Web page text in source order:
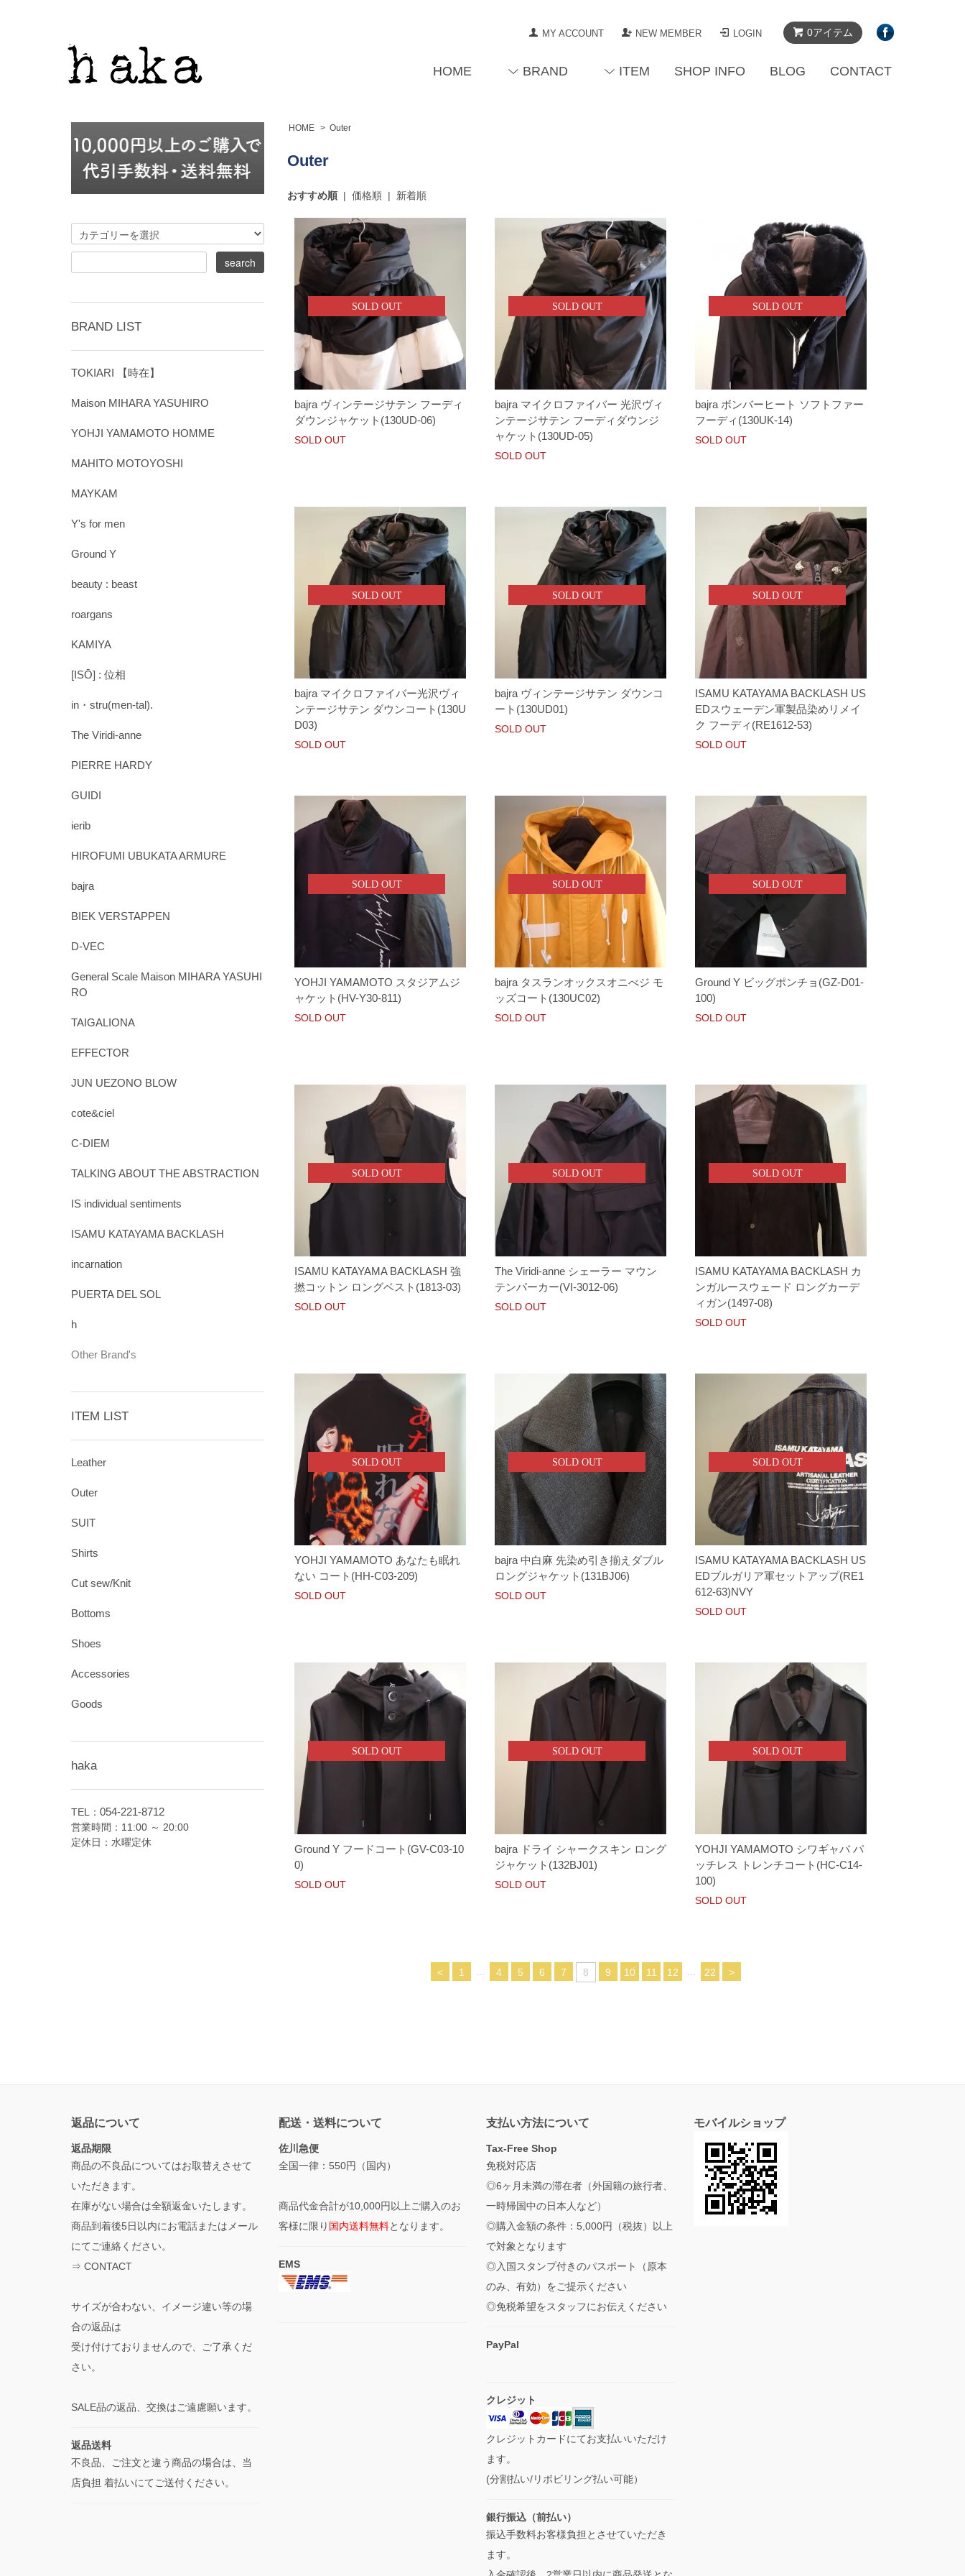
0アイテム
MY ACCOUNT NEW MEMBER LOGIN
HOME BRAND ITEM SHOP INFO BLOG CONTACT
HOME > Outer
Outer
おすすめ順| 価格順| 新着順
SOLD OUT
bajra ヴィンテージサテン フーディ
ダウンジャケット(130UD-06)
SOLD OUT
SOLD OUT
bajra マイクロファイバー 光沢ヴィ
ンテージサテン フーディダウンジ
ャケット(130UD-05)
SOLD OUT
SOLD OUT
bajra ボンバーヒート ソフトファー
フーディ(130UK-14)
SOLD OUT
SOLD OUT
bajra マイクロファイバー光沢ヴィ
ンテージサテン ダウンコート(130U
D03)
SOLD OUT
SOLD OUT
bajra ヴィンテージサテン ダウンコ
ート(130UD01)
SOLD OUT
SOLD OUT
ISAMU KATAYAMA BACKLASH US
EDスウェーデン軍製品染めリメイ
ク フーディ(RE1612-53)
SOLD OUT
SOLD OUT
YOHJI YAMAMOTO スタジアムジ
ャケット(HV-Y30-811)
SOLD OUT
SOLD OUT
bajra タスランオックスオニべジ モ
ッズコート(130UC02)
SOLD OUT
SOLD OUT
Ground Y ビッグポンチョ(GZ-D01-
100)
SOLD OUT
SOLD OUT
ISAMU KATAYAMA BACKLASH 強
撚コットン ロングベスト(1813-03)
SOLD OUT
SOLD OUT
The Viridi-anne シェーラー マウン
テンパーカー(VI-3012-06)
SOLD OUT
SOLD OUT
ISAMU KATAYAMA BACKLASH カ
ンガルースウェード ロングカーデ
ィガン(1497-08)
SOLD OUT
SOLD OUT
YOHJI YAMAMOTO あなたも眠れ
ない コート(HH-C03-209)
SOLD OUT
SOLD OUT
bajra 中白麻 先染め引き揃えダブル
ロングジャケット(131BJ06)
SOLD OUT
SOLD OUT
ISAMU KATAYAMA BACKLASH US
EDブルガリア軍セットアップ(RE1
612-63)NVY
SOLD OUT
SOLD OUT
Ground Y フードコート(GV-C03-10
0)
SOLD OUT
SOLD OUT
bajra ドライ シャークスキン ロング
ジャケット(132BJ01)
SOLD OUT
SOLD OUT
YOHJI YAMAMOTO シワギャバ パ
ッチレス トレンチコート(HC-C14-
100)
SOLD OUT
< 1 ... 4 5 6 7 8 9 10 11 12 ... 22 >
BRAND LIST
TOKIARI 【時在】
Maison MIHARA YASUHIRO
YOHJI YAMAMOTO HOMME
MAHITO MOTOYOSHI
MAYKAM
Y's for men
Ground Y
beauty : beast
roargans
KAMIYA
[ISŌ] : 位相
in・stru(men-tal).
The Viridi-anne
PIERRE HARDY
GUIDI
ierib
HIROFUMI UBUKATA ARMURE
bajra
BIEK VERSTAPPEN
D-VEC
General Scale Maison MIHARA YASUHI
RO
TAIGALIONA
EFFECTOR
JUN UEZONO BLOW
cote&ciel
C-DIEM
TALKING ABOUT THE ABSTRACTION
IS individual sentiments
ISAMU KATAYAMA BACKLASH
incarnation
PUERTA DEL SOL
h
Other Brand's
ITEM LIST
Leather
Outer
SUIT
Shirts
Cut sew/Knit
Bottoms
Shoes
Accessories
Goods
haka
TEL： 054-221-8712
営業時間：11:00 ～ 20:00
定休日：水曜定休
返品について
返品期限
商品の不良品についてはお取替えさせて
いただきます。
在庫がない場合は全額返金いたします。
商品到着後5日以内にお電話またはメール
にてご連絡ください。
⇒ CONTACT
サイズが合わない、イメージ違い等の場
合の返品は
受け付けておりませんので、ご了承くだ
さい。
SALE品の返品、交換はご遠慮願います。
返品送料
不良品、ご注文と違う商品の場合は、当
店負担 着払いにてご送付ください。
配送・送料について
佐川急便
全国一律：550円（国内）
商品代金合計が10,000円以上ご購入のお
客様に限り 国内送料無料となります。
EMS
支払い方法について
Tax-Free Shop
免税対応店
◎6ヶ月未満の滞在者（外国籍の旅行者、
一時帰国中の日本人など）
◎購入金額の条件：5,000円（税抜）以上
で対象となります
◎入国スタンプ付きのパスポート（原本
のみ、有効）をご提示ください
◎免税希望をスタッフにお伝えください
PayPal
クレジット
クレジットカードにてお支払いいただけ
ます。
(分割払い/リボビリング払い可能）
銀行振込（前払い）
振込手数料お客様負担とさせていただき
ます。
モバイルショップ